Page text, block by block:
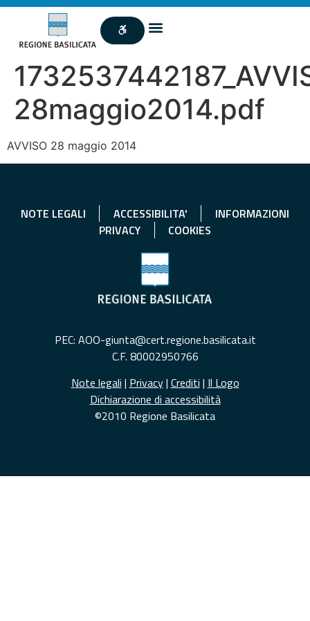
28maggio2014.pdf
AVVISO 28 maggio 2014
NOTE LEGALI ACCESSIBILITA'
INFORMAZIONI
PRIVACY
COOKIES
PEC: AOO-giunta@cert.regione.basilicata.it
C.F. 80002950766
Note legali | Privacy| Crediti | Il Logo
Dichiarazione di accessibilità
©2010 Regione Basilicata